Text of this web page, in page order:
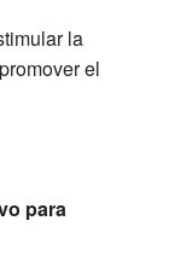
la
el
para